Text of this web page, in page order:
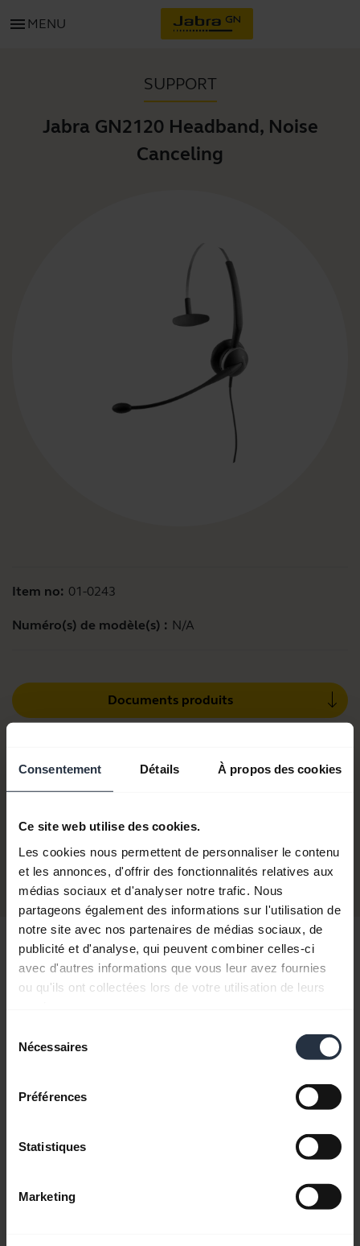
Consentement Détails À propos des cookies
Ce site web utilise des cookies.
Les cookies nous permettent de personnaliser le contenu
et les annonces, d'offrir des fonctionnalités relatives aux
médias sociaux et d'analyser notre trafic. Nous
partageons également des informations sur l'utilisation de
notre site avec nos partenaires de médias sociaux, de
publicité et d'analyse, qui peuvent combiner celles-ci
avec d'autres informations que vous leur avez fournies
ou qu'ils ont collectées lors de votre utilisation de leurs
Nécessaires
Préférences
Statistiques
Marketing
menu MENU
SUPPORT
Jabra GN2120 Headband, Noise
Canceling
Item no: 01-0243
Numéro(s) de modèle(s) : N/A
Documents produits
ENVISAGEZ UNE TRANSITION VERS
Jabra Biz 2400 II Duo
/ Mono
Acheter
Bonjour,
Comment puis-je vous aider ?
Démarrage chevron_right
add